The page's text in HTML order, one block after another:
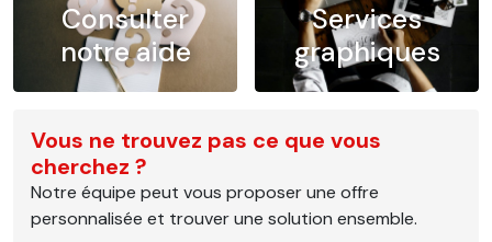
Consulter
notre aide
Services
graphiques
Vous ne trouvez pas ce que vous
cherchez ?
Notre équipe peut vous proposer une offre
personnalisée et trouver une solution ensemble.